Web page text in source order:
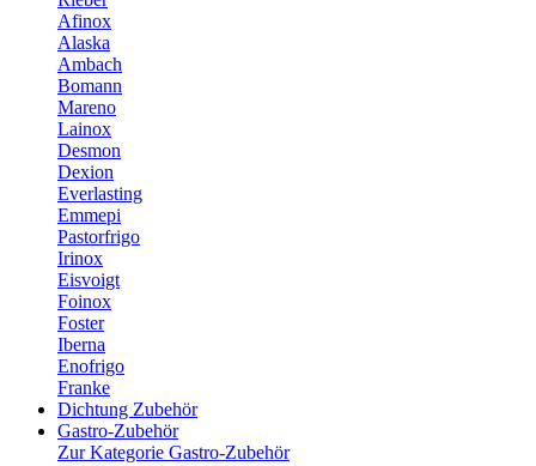
Afinox
Alaska
Ambach
Bomann
Mareno
Lainox
Desmon
Dexion
Everlasting
Emmepi
Pastorfrigo
Irinox
Eisvoigt
Foinox
Foster
Iberna
Enofrigo
Franke
Dichtung Zubehör
Gastro-Zubehör
Zur Kategorie Gastro-Zubehör